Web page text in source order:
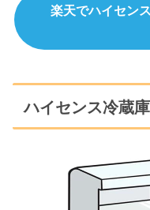
楽天でハイセン
ハイセンス冷蔵